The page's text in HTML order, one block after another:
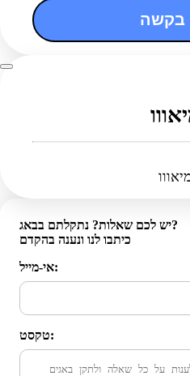
יש לכם שאלות? נתקלתם בבאג?
כיתבו לנו ונענה בהקדם
אי-מייל:
טקסט: